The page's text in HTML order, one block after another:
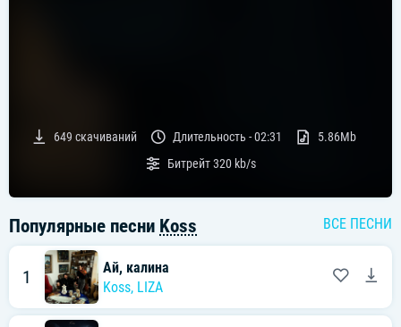
649 скачиваний Длительность -02:31
5.86Mb
Битрейт320 kb/s
Популярные песни Koss ВСЕ ПЕСНИ
1
Ай, калина
Koss, LIZA